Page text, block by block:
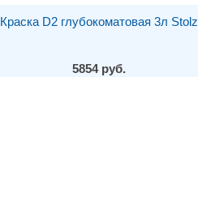
Краска D2 глубокоматовая 3л Stolz
5854 руб.